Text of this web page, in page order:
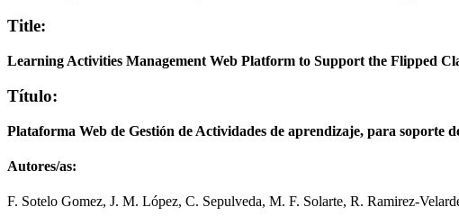
Title:
Learning Activities Management Web Platform to Support the Flipped
Título:
Plataforma Web de Gestión de Actividades de aprendizaje, para soporte
Autores/as:
F. Sotelo Gomez, J. M. López, C. Sepulveda, M. F. Solarte, R. Ramirez-